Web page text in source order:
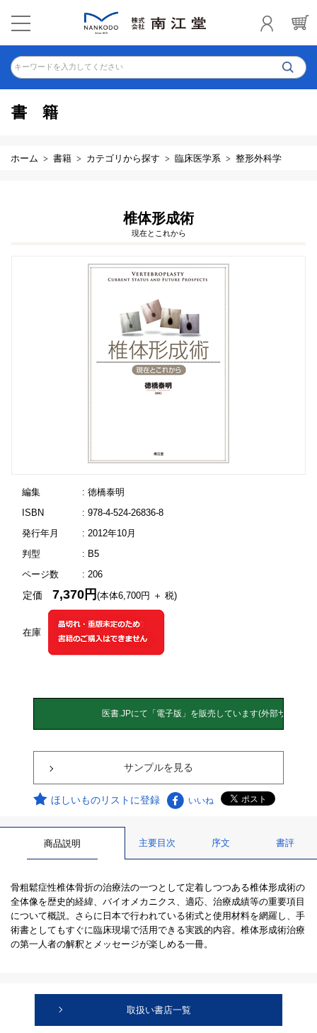
キーワードを入力してください
書籍
ホーム 書籍 カテゴリから探す 臨床医学系 整形外科学
椎体形成術
現在とこれから
編集
: 徳橋泰明
ISBN
: 978-4-524-26836-8
発行年月
: 2012年10月
判型
: B5
ページ数
: 206
在庫
定価7,370円(本体6,700円 ＋ 税)
サンプルを見る
ほしいものリストに登録 いいね
商品説明 主要目次 序文 書評
骨粗鬆症性椎体骨折の治療法の一つとして定着しつつある椎体形成術の
全体像を歴史的経緯、バイオメカニクス、適応、治療成績等の重要項目
について概説。さらに日本で行われている術式と使用材料を網羅し、手
術書としてもすぐに臨床現場で活用できる実践的内容。椎体形成術治療
の第一人者の解釈とメッセージが楽しめる一冊。
取扱い書店一覧